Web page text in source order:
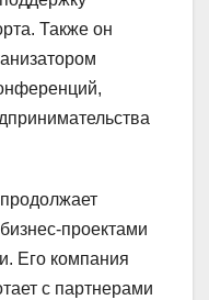
Также он
проектами
Его компания
с партнерами